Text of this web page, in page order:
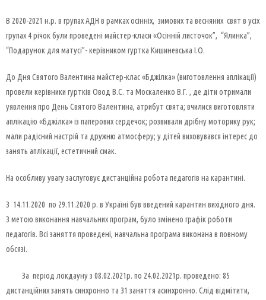
В 2020-2021 н.р. в групах АДН в рамках осінніх, зимових та весняних свят в усіх
групах 4 річок були проведені майстер-класи «Осінній листочок”, “Ялинка”,
“Подарунок для матусі”- керівником гуртка Кишиневська І.О.
До Дня Святого Валентина майстер-клас «Бджілка» (виготовлення аплікації)
провели керівники гуртків Овод В.С. та Москаленко В.Г. , де діти отримали
уявлення про День Святого Валентина, атрибут свята; вчилися виготовляти
аплікацію «Бджілка» із паперових сердечок; розвивали дрібну моторику рук;
мали радісний настрій та дружню атмосферу; у дітей виховувався інтерес до
занять аплікації, естетичний смак.
На особливу увагу заслуговує дистанційна робота педагогів на карантині.
З 14.11.2020 по 29.11.2020 р. в Україні був введений карантин вихідного дня.
З метою виконання навчальних програм, було змінено графік роботи
педагогів. Всі заняття проведені, навчальна програма виконана в повному
обсязі.
За період локдауну з 08.02.2021р. по 24.02.2021р. проведено: 85
дистанційних занять синхронно та 31 заняття асинхронно. Слід відмітити,